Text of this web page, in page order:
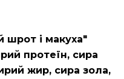
шрот і макуха"
протеїн, сира
жир, сира зола,